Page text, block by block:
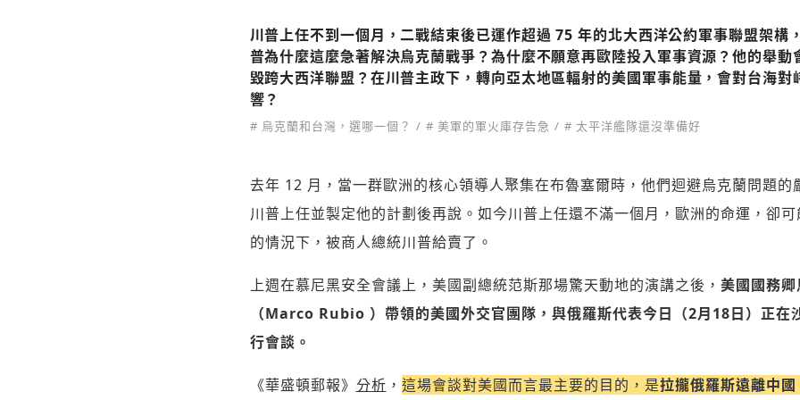
川普上任不到一個月，二戰結束後已運作超過 75 年的北大西洋公約軍事聯盟架構
普為什麼這麼急著解決烏克蘭戰爭？為什麼不願意再歐陸投入軍事資源？他的舉動
毀跨大西洋聯盟？在川普主政下，轉向亞太地區輻射的美國軍事能量，會對台海對
響？
# 烏克蘭和台灣，選哪一個？ # 美軍的軍火庫存告急 # 太平洋艦隊還沒準備好
去年 12 月，當一群歐洲的核心領導人聚集在布魯塞爾時，他們迴避烏克蘭問題的
川普上任並製定他的計劃後再說。如今川普上任還不滿一個月，歐洲的命運，卻
的情況下，被商人總統川普給賣了。
上週在慕尼黑安全會議上，美國副總統范斯那場驚天動地的演講之後， 美國國務卿
（Marco Rubio ）帶領的美國外交官團隊，與俄羅斯代表今日（2月18日）正在
行會談。
《華盛頓郵報》 分析 ， 這場會談對美國而言最主要的目的，是拉攏俄羅斯遠離中國